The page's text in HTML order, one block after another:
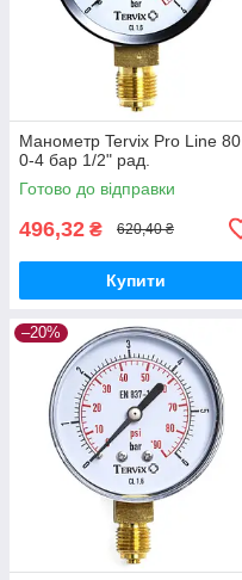
Манометр Tervix Pro Line 80
0-4 бар 1/2" рад.
Готово до відправки
496,32 ₴ 620,40 ₴
Купити
–20%